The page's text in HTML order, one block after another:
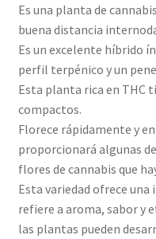
Es una planta de
buena distancia
Es un excelente híbrido
perfil terpénico y un
Esta planta rica en THC
compactos.
Florece rápidamente y
proporcionará algunas
flores de cannabis que
Esta variedad ofrece una
refiere a aroma, sabor y
las plantas pueden